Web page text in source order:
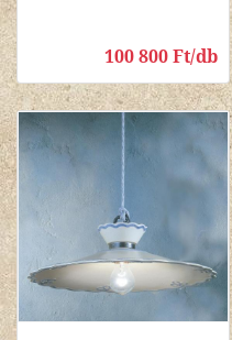
100 800 Ft/db